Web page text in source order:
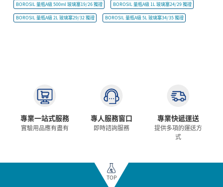
BOROSIL 量瓶A級 500ml 玻璃塞19/26 獨證 BOROSIL 量瓶A級 1L 玻璃塞24/29 獨證
BOROSIL 量瓶A級 2L 玻璃塞29/32 獨證 BOROSIL 量瓶A級 5L 玻璃塞34/35 獨證
專業一站式服務
實驗用品應有盡有
專人服務窗口
即時諮詢服務
專業快遞運送
提供多項的運送方
式
TOP